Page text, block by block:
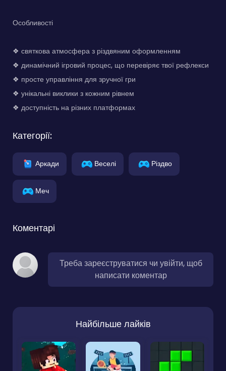
Особливості
❖ святкова атмосфера з різдвяним оформленням
❖ динамічний ігровий процес, що перевіряє твої рефлекси
❖ просте управління для зручної гри
❖ унікальні виклики з кожним рівнем
❖ доступність на різних платформах
Категорії:
Аркади Веселі Різдво
Меч
Коментарі
Треба зареєструватися чи увійти, щоб
написати коментар
Найбільше лайків